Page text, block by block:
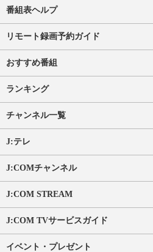
番組表ヘルプ
リモート録画予約ガイド
おすすめ番組
ランキング
チャンネル一覧
J:テレ
J:COMチャンネル
J:COM STREAM
J:COM TVサービスガイド
イベント・プレゼント